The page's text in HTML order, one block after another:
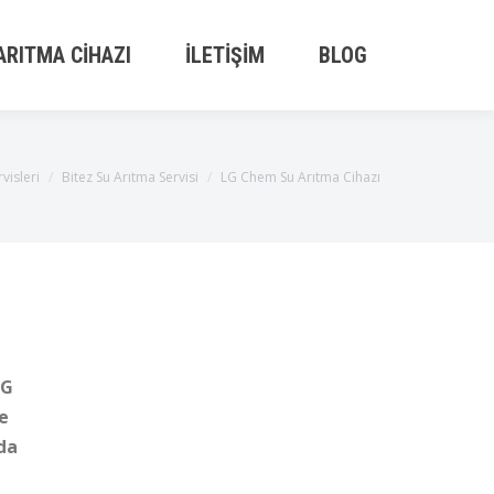
CIHAZI İLETIŞIM BLOG
Bitez Su Arıtma Servisi LG Chem Su Arıtma Cihazı